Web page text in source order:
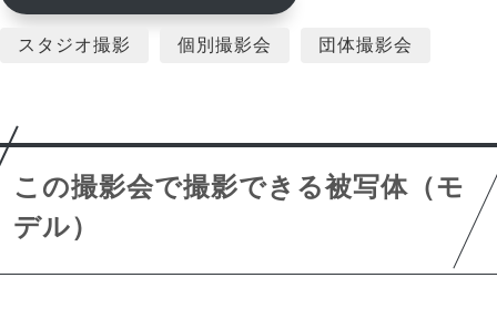
スタジオ撮影 個別撮影会 団体撮影会
この撮影会で撮影できる被写体（モ
デル）